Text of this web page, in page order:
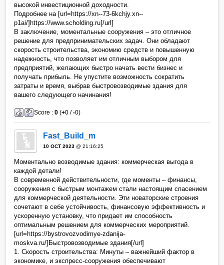
высокой инвестиционной доходности.
Подробнее на [url=https://xn--73-6kchjy.xn--
p1ai/]https://www.scholding.ru[/url]
В заключение, моментальные сооружения – это отличное
решение для предпринимательских задач. Они обладают
скорость строительства, экономию средств и повышенную
надежность, что позволяет им отличным выбором для
предприятий, желающих быстро начать вести бизнес и
получать прибыль. Не упустите возможность сократить
затраты и время, выбрав быстровозводимые здания для
вашего следующего начинания!
Score :0 (+0 /-0)
Fast_Build_m
10 OCT 2023 @ 21:16:25
Моментально возводимые здания: коммерческая выгода в
каждой детали!
В современной действительности, где моменты – финансы,
сооружения с быстрым монтажем стали настоящим спасением
для коммерческой деятельности. Эти новаторские строения
сочетают в себе устойчивость, финансовую эффективность и
ускоренную установку, что придает им способность
оптимальным решением для коммерческих мероприятий.
[url=https://bystrovozvodimye-zdanija-
moskva.ru/]Быстровозводимые здания[/url]
1. Скорость строительства: Минуты – важнейший фактор в
экономике, и экспресс-сооружения обеспечивают